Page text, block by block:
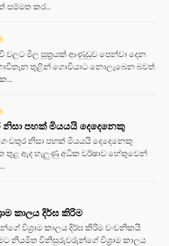
සම්මත කර...
වලට මිල සූත්‍රයක් ආණුඩුව පෙන්වා දෙන
තුළින් ගොවියාට නොලැබෙන බවත්
නිසා පහක් මියයයි දෙදෙනෙකු
නිසා පහක් මියයයි දෙදෙනෙකු
තුළ ඇද හැලුණු අධික වර්ෂාව හේතුවෙන්
කාලය දිර්ඝ කිරිම
විශ්‍රාම කාලය දිර්ඝ කිරිම වංචනිකයි
නියමිත විනිසුරුවරුන්ගේ විශ්‍රාම කාලය